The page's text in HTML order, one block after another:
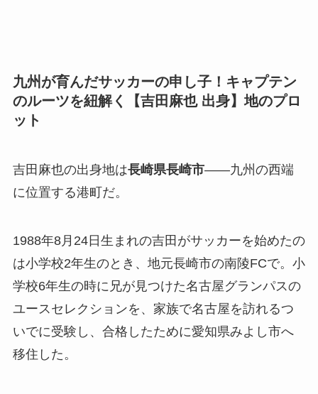
九州が育んだサッカーの申し子！キャプテン
のルーツを紐解く【吉田麻也 出身】地のプロ
ット
吉田麻也の出身地は長崎県長崎市——九州の西端
に位置する港町だ。
1988年8月24日生まれの吉田がサッカーを始めたの
は小学校2年生のとき、地元長崎市の南陵FCで。小
学校6年生の時に兄が見つけた名古屋グランパスの
ユースセレクションを、家族で名古屋を訪れるつ
いでに受験し、合格したために愛知県みよし市へ
移住した。